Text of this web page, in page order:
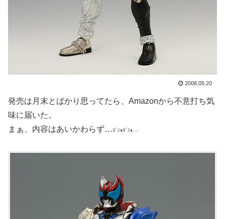
2008.05.20
発売は月末とばかり思ってたら、Amazonから不意打ち気
味に届いた。
まぁ、内容はあいかわらず…ｺﾞﾆｮｺﾞﾆｮ…